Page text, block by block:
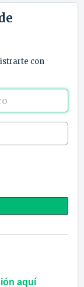
con
aquí